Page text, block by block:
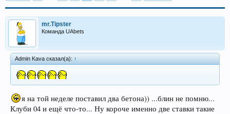
mr.Tipster
Команда UAbets
Admin Kava сказал(а): ↑
я на той неделе поставил два бетона)) ...блин не помню...
Клуби 04 и ещё что-то... Ну короче именно две ставки такие